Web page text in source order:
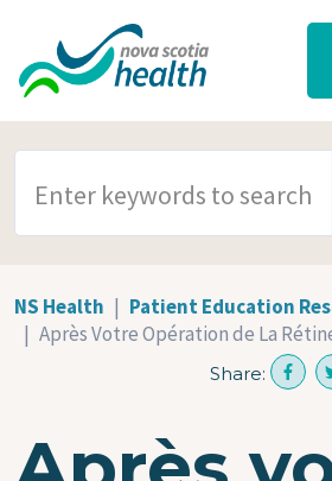
Skip to main content
NS Health
Patient Education
Après Votre Opération de La
Share: